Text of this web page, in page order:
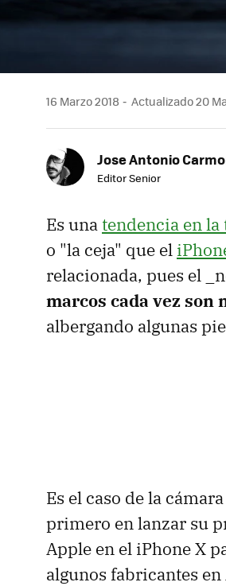
16 Marzo 2018 Actualizado 20
Jose Antonio
Editor Senior
Es una tendencia en
o "la ceja" que el
relacionada, pues el
marcos cada vez son
albergando algunas
Es el caso de la
primero en lanzar su
Apple en el iPhone X
algunos fabricantes